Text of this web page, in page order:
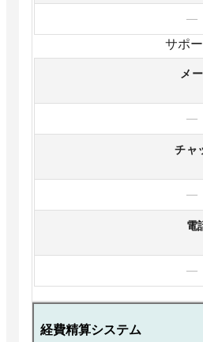
—
サポー
メ
—
チャ
—
電
—
経費精算システム